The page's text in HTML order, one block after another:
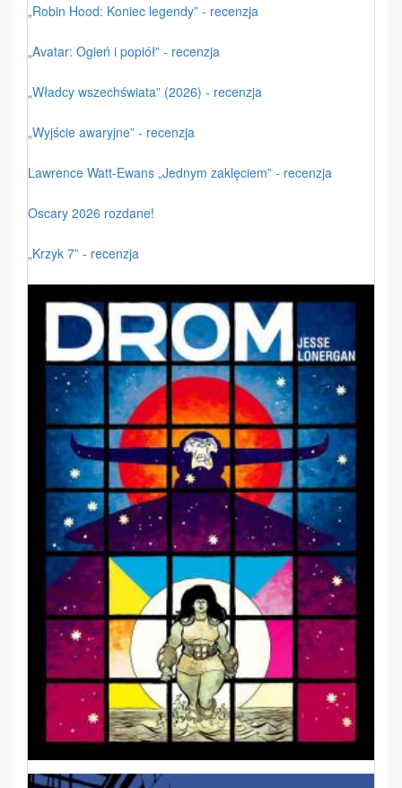
„Robin Hood: Koniec legendy” - recenzja
„Avatar: Ogień i popiół” - recenzja
„Władcy wszechświata” (2026) - recenzja
„Wyjście awaryjne” - recenzja
Lawrence Watt-Ewans „Jednym zaklęciem” - recenzja
Oscary 2026 rozdane!
„Krzyk 7” - recenzja